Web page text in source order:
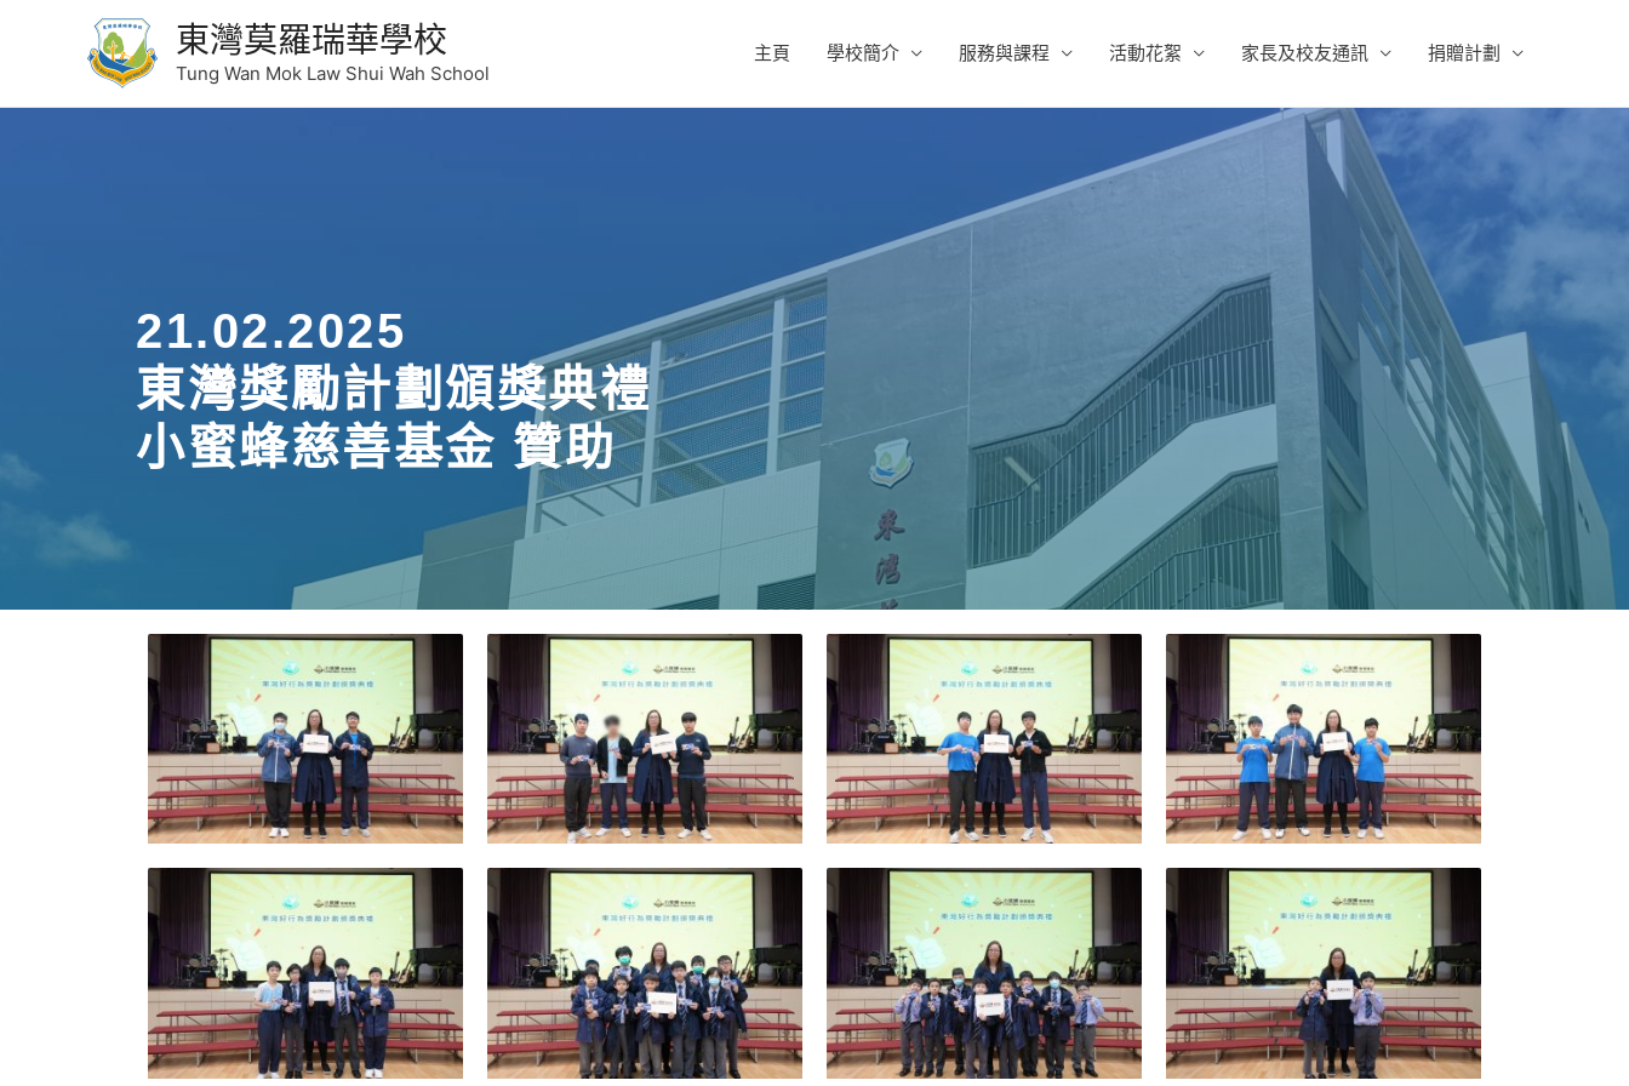
東灣莫羅瑞華學校
Tung Wan Mok Law Shui Wah School
主頁 學校簡介 服務與課程 活動花絮 家長及校友通訊 捐贈計劃
21.02.2025
東灣獎勵計劃頒獎典禮
小蜜蜂慈善基金 贊助